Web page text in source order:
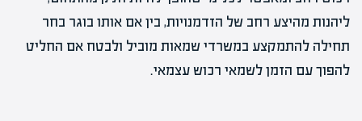
ליהנות מהיצע רחב של הזדמנויות, בין אם אותו בוגר בחר
תחילה להתמקצע במשרדי שמאות מוביל ולבטח אם החליט
להפוך עם הזמן לשמאי רכוש עצמאי.